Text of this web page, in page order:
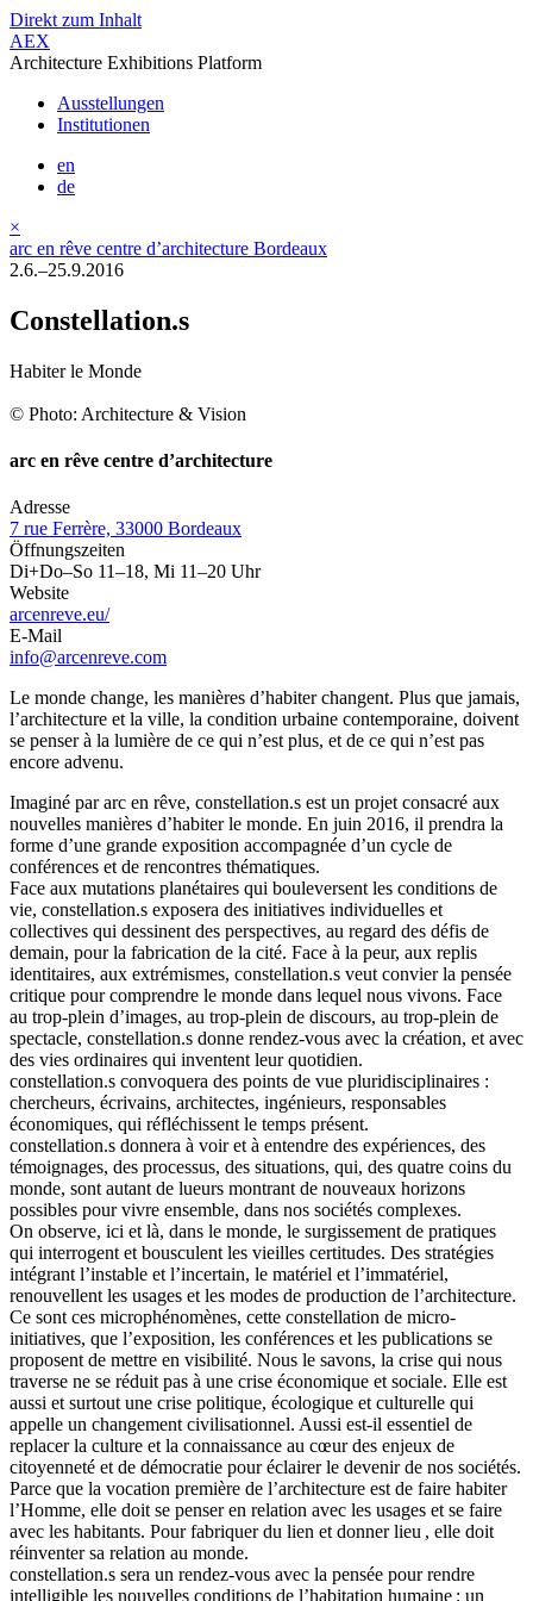
Direkt zum Inhalt
AEX
Architecture Exhibitions Platform
Ausstellungen
Institutionen
en
de
×
arc en rêve centre d’architecture Bordeaux
2.6.–25.9.2016
Constellation.s
Habiter le Monde
© Photo: Architecture & Vision
arc en rêve centre d’architecture
Adresse
7 rue Ferrère, 33000 Bordeaux
Öffnungszeiten
Di+Do–So 11–18, Mi 11–20 Uhr
Website
arcenreve.eu/
E-Mail
info@arcenreve.com
Le monde change, les manières d’habiter changent. Plus que jamais,
l’architecture et la ville, la condition urbaine contemporaine, doivent
se penser à la lumière de ce qui n’est plus, et de ce qui n’est pas
encore advenu.
Imaginé par arc en rêve, constellation.s est un projet consacré aux
nouvelles manières d’habiter le monde. En juin 2016, il prendra la
forme d’une grande exposition accompagnée d’un cycle de
conférences et de rencontres thématiques.
Face aux mutations planétaires qui bouleversent les conditions de
vie, constellation.s exposera des initiatives individuelles et
collectives qui dessinent des perspectives, au regard des défis de
demain, pour la fabrication de la cité. Face à la peur, aux replis
identitaires, aux extrémismes, constellation.s veut convier la pensée
critique pour comprendre le monde dans lequel nous vivons. Face
au trop-plein d’images, au trop-plein de discours, au trop-plein de
spectacle, constellation.s donne rendez-vous avec la création, et avec
des vies ordinaires qui inventent leur quotidien.
constellation.s convoquera des points de vue pluridisciplinaires :
chercheurs, écrivains, architectes, ingénieurs, responsables
économiques, qui réfléchissent le temps présent.
constellation.s donnera à voir et à entendre des expériences, des
témoignages, des processus, des situations, qui, des quatre coins du
monde, sont autant de lueurs montrant de nouveaux horizons
possibles pour vivre ensemble, dans nos sociétés complexes.
On observe, ici et là, dans le monde, le surgissement de pratiques
qui interrogent et bousculent les vieilles certitudes. Des stratégies
intégrant l’instable et l’incertain, le matériel et l’immatériel,
renouvellent les usages et les modes de production de l’architecture.
Ce sont ces microphénomènes, cette constellation de micro-
initiatives, que l’exposition, les conférences et les publications se
proposent de mettre en visibilité. Nous le savons, la crise qui nous
traverse ne se réduit pas à une crise économique et sociale. Elle est
aussi et surtout une crise politique, écologique et culturelle qui
appelle un changement civilisationnel. Aussi est-il essentiel de
replacer la culture et la connaissance au cœur des enjeux de
citoyenneté et de démocratie pour éclairer le devenir de nos sociétés.
Parce que la vocation première de l’architecture est de faire habiter
l’Homme, elle doit se penser en relation avec les usages et se faire
avec les habitants. Pour fabriquer du lien et donner lieu , elle doit
réinventer sa relation au monde.
constellation.s sera un rendez-vous avec la pensée pour rendre
intelligible les nouvelles conditions de l’habitation humaine ; un